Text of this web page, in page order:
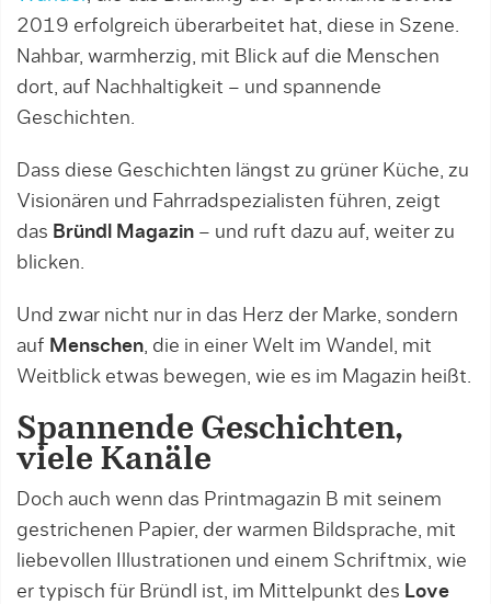
2019 erfolgreich überarbeitet hat, diese in Szene.
Nahbar, warmherzig, mit Blick auf die Menschen
dort, auf Nachhaltigkeit – und spannende
Geschichten.
Dass diese Geschichten längst zu grüner Küche, zu
Visionären und Fahrradspezialisten führen, zeigt
das Bründl Magazin – und ruft dazu auf, weiter zu
blicken.
Und zwar nicht nur in das Herz der Marke, sondern
auf Menschen, die in einer Welt im Wandel, mit
Weitblick etwas bewegen, wie es im Magazin heißt.
Spannende Geschichten,
viele Kanäle
Doch auch wenn das Printmagazin B mit seinem
gestrichenen Papier, der warmen Bildsprache, mit
liebevollen Illustrationen und einem Schriftmix, wie
er typisch für Bründl ist, im Mittelpunkt des Love